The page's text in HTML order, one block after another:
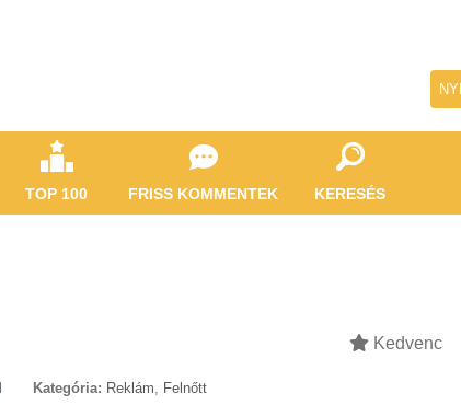
TOP 100 FRISS KOMMENTEK KERESÉS
Kedvenc
Kategória: Reklám, Felnőtt